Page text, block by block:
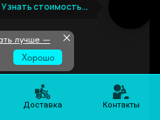
Доставка Контакты
Узнать стоимость...
лучше —
×
Хорошо